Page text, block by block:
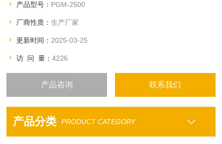
产品型号： PGM-2500
厂商性质：生产厂家
更新时间： 2025-03-25
访 问 量：4226
产品咨询 联系我们
产品分类 PRODUCT CATEGORY